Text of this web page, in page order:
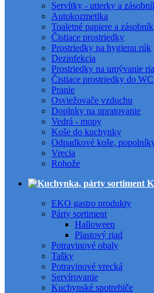
Servítky - utierky a
Autokozmetika
Toaletné papiere a
Čistiace prostriedky
Prostriedky na hygienu rúk
Dezinfekcia
Prostriedky na umývanie
Čistiace prostriedky do WC
Pranie
Osviežovače vzduchu
Doplnky na upratovanie
Vedrá - mopy
Koše do kuchynky
Odpadkové koše,
Vrecia
Rohože
EKO gastro produkty
Párty sortiment
Halloween
Plastový riad
Potravinové obaly
Tašky
Potravinové vrecká
Servírovanie
Kuchynské spotrebiče